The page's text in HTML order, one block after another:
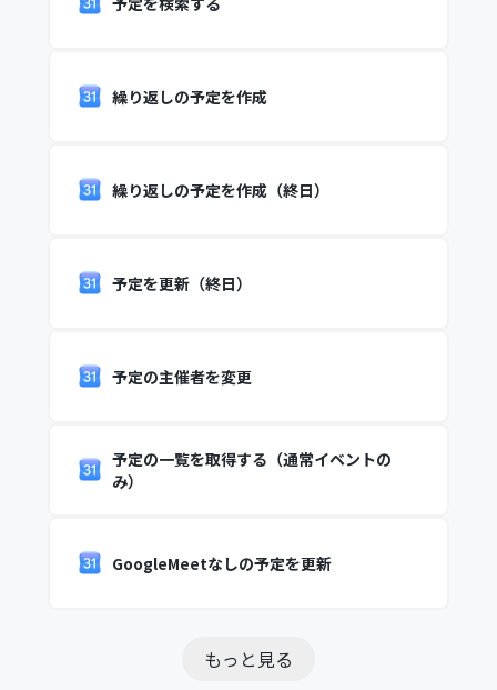
繰り返しの予定を作成
繰り返しの予定を作成（終日）
予定を更新（終日）
予定の主催者を変更
予定の一覧を取得する（通常イベントの
み）
GoogleMeetなしの予定を更新
もっと見る